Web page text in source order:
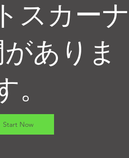
スカーナ
ありま
。
Start Now